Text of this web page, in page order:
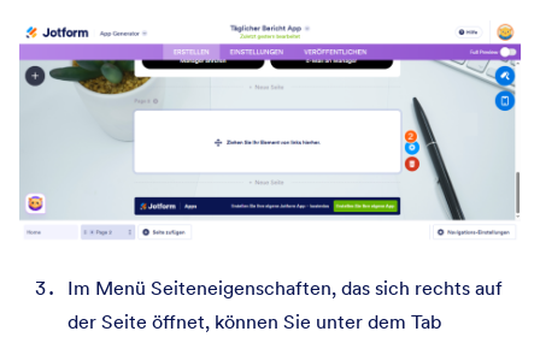
Im Menü Seiteneigenschaften, das sich rechts auf
der Seite öffnet, können Sie unter dem Tab